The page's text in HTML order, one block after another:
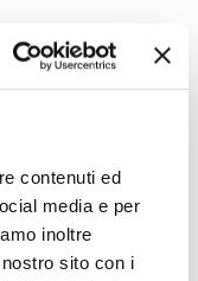
contenuti ed
media e per
inoltre
sito con i
anche